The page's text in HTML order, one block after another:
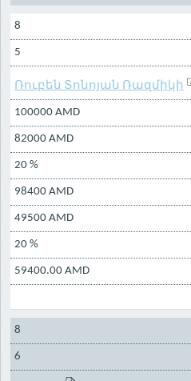
8
5
Ռուբեն Տոնոյան Ռազմիկի
100000 AMD
82000 AMD
20 %
98400 AMD
49500 AMD
20 %
59400.00 AMD
8
6